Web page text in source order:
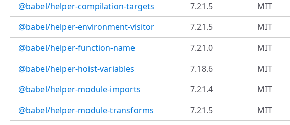
@babel/helper-compilation-targets
7.21.5 MIT
@babel/helper-environment-visitor
7.21.5 MIT
@babel/helper-function-name
7.21.0 MIT
@babel/helper-hoist-variables
7.18.6 MIT
@babel/helper-module-imports
7.21.4 MIT
@babel/helper-module-transforms
7.21.5 MIT